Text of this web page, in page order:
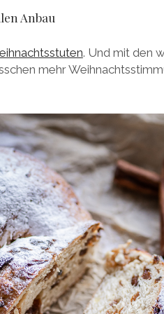
Anbau
. Und mit den
mehr